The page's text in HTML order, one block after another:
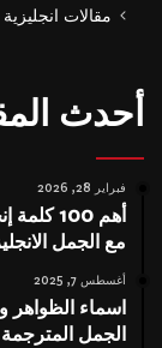
مقالات
أحدث
فبراير 28, 2026
أهم 100
مع الجمل
أغسطس 7, 2025
اسماء الظواهر
الجمل المترجمة